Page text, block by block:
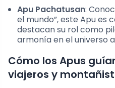
Apu Pachatusan:
el mundo”, este Apu es
destacan su rol como
armonía en el universo
Cómo los Apus
viajeros y